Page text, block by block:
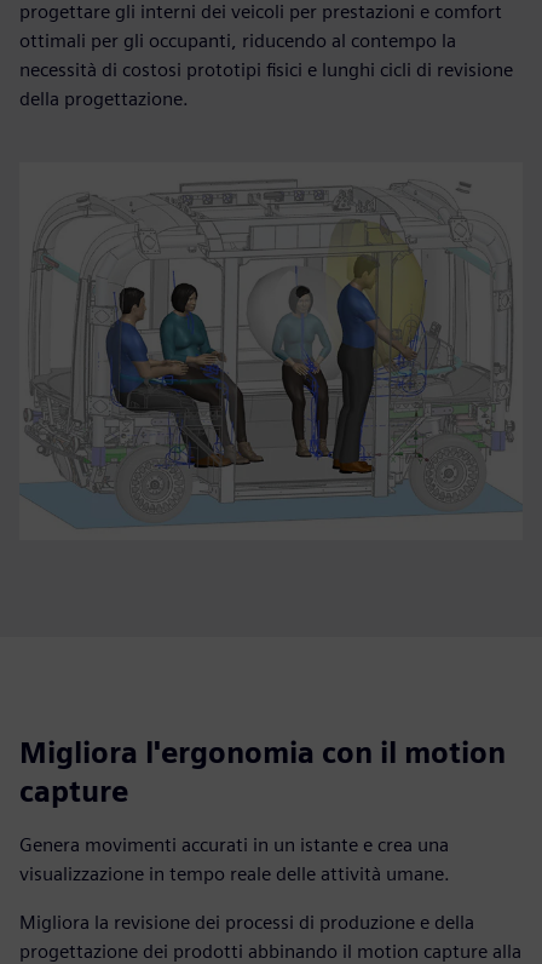
progettare gli interni dei veicoli per prestazioni e comfort
ottimali per gli occupanti, riducendo al contempo la
necessità di costosi prototipi fisici e lunghi cicli di revisione
della progettazione.
Migliora l'ergonomia con il motion
capture
Genera movimenti accurati in un istante e crea una
visualizzazione in tempo reale delle attività umane.
Migliora la revisione dei processi di produzione e della
progettazione dei prodotti abbinando il motion capture alla